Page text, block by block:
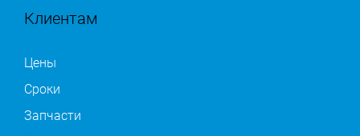
Клиентам
Цены
Сроки
Запчасти